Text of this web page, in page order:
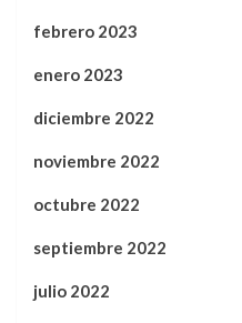
febrero 2023
enero 2023
diciembre 2022
noviembre 2022
octubre 2022
septiembre 2022
julio 2022